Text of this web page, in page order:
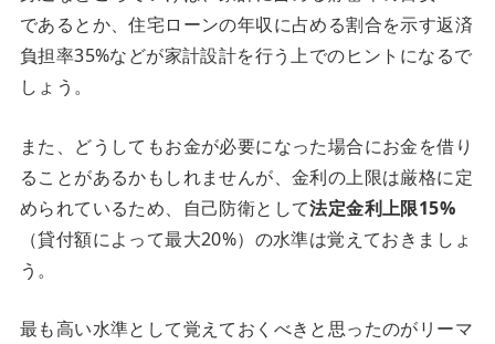
であるとか、住宅ローンの年収に占める割合を示す返済
負担率35%などが家計設計を行う上でのヒントになるで
しょう。
また、どうしてもお金が必要になった場合にお金を借り
ることがあるかもしれませんが、金利の上限は厳格に定
められているため、自己防衛として法定金利上限15%
（貸付額によって最大20%）の水準は覚えておきましょ
う。
最も高い水準として覚えておくべきと思ったのがリーマ